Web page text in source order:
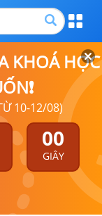
KHOÁ HỌC
10-12/08)
59
GIÂY